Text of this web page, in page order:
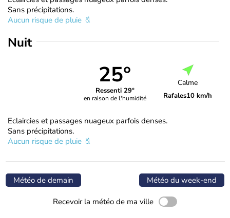
Sans précipitations.
Aucun risque de pluie
Nuit
25°
Ressenti 29°
en raison de l'humidité
Calme
Rafales10 km/h
Eclaircies et passages nuageux parfois denses.
Sans précipitations.
Aucun risque de pluie
Météo de demain Météo du week-end
Recevoir la météo de ma ville